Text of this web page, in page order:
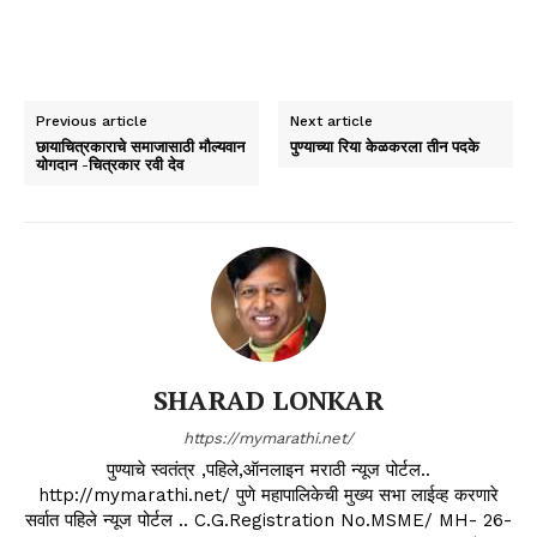
Previous article
छायाचित्रकाराचे समाजासाठी मौल्यवान
योगदान -चित्रकार रवी देव
Next article
पुण्याच्या रिया केळकरला तीन पदके
SHARAD LONKAR
https://mymarathi.net/
पुण्याचे स्वतंत्र ,पहिले,ऑनलाइन मराठी न्यूज पोर्टल..
http://mymarathi.net/ पुणे महापालिकेची मुख्य सभा लाईव्ह करणारे
सर्वात पहिले न्यूज पोर्टल .. C.G.Registration No.MSME/ MH- 26-